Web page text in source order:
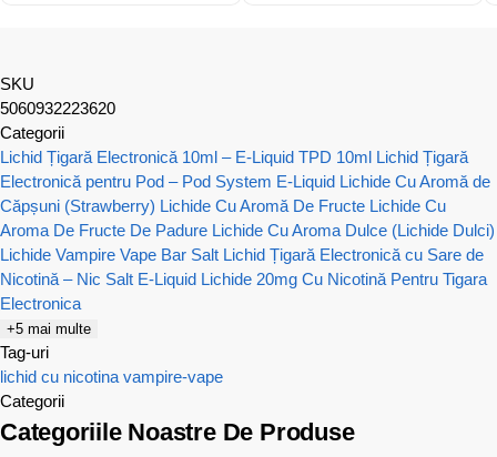
SKU
5060932223620
Categorii
Lichid Țigară Electronică 10ml – E-Liquid TPD 10ml Lichid Țigară
Electronică pentru Pod – Pod System E-Liquid Lichide Cu Aromă de
Căpșuni (Strawberry) Lichide Cu Aromă De Fructe Lichide Cu
Aroma De Fructe De Padure Lichide Cu Aroma Dulce (Lichide Dulci)
Lichide Vampire Vape Bar Salt Lichid Țigară Electronică cu Sare de
Nicotină – Nic Salt E-Liquid Lichide 20mg Cu Nicotină Pentru Tigara
Electronica
+5 mai multe
Tag-uri
lichid cu nicotina vampire-vape
Categorii
Categoriile Noastre De Produse